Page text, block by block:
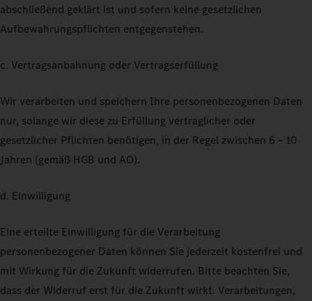
abschließend geklärt ist und sofern keine gesetzlichen
Aufbewahrungspflichten entgegenstehen.
c. Vertragsanbahnung oder Vertragserfüllung
Wir verarbeiten und speichern Ihre personenbezogenen Daten
nur, solange wir diese zu Erfüllung vertraglicher oder
gesetzlicher Pflichten benötigen, in der Regel zwischen 6 – 10
Jahren (gemäß HGB und AO).
d. Einwilligung
Eine erteilte Einwilligung für die Verarbeitung
personenbezogener Daten können Sie jederzeit kostenfrei und
mit Wirkung für die Zukunft widerrufen. Bitte beachten Sie,
dass der Widerruf erst für die Zukunft wirkt. Verarbeitungen,